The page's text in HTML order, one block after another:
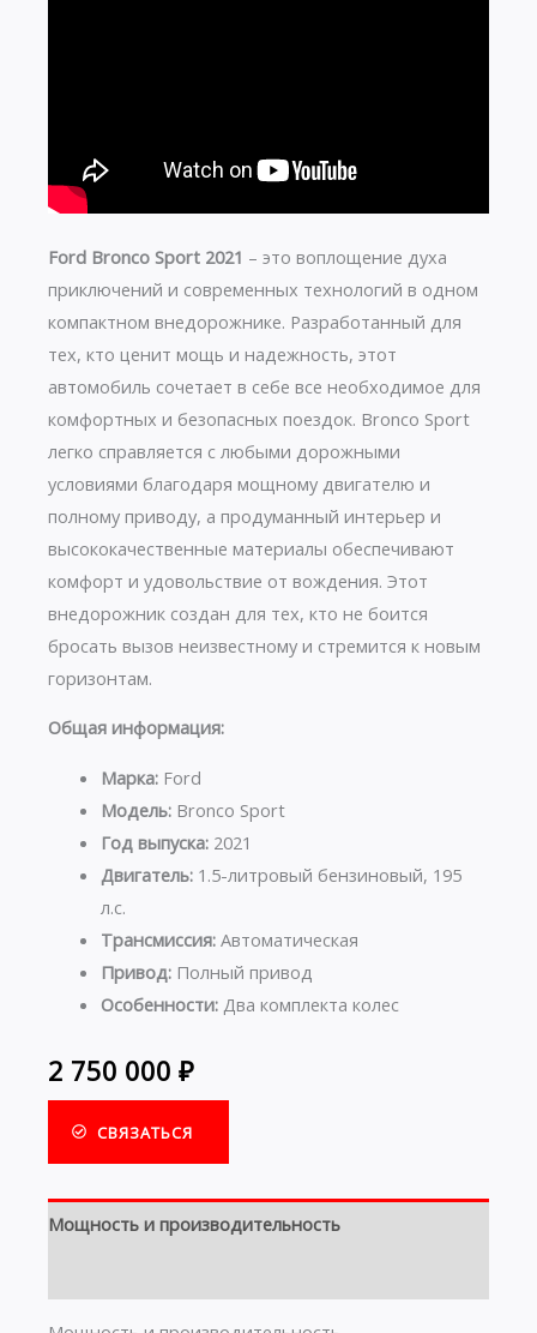
Ford Bronco Sport 2021 – это воплощение духа
приключений и современных технологий в одном
компактном внедорожнике. Разработанный для
тех, кто ценит мощь и надежность, этот
автомобиль сочетает в себе все необходимое для
комфортных и безопасных поездок. Bronco Sport
легко справляется с любыми дорожными
условиями благодаря мощному двигателю и
полному приводу, а продуманный интерьер и
высококачественные материалы обеспечивают
комфорт и удовольствие от вождения. Этот
внедорожник создан для тех, кто не боится
бросать вызов неизвестному и стремится к новым
горизонтам.
Общая информация:
Марка:Ford
Модель:Bronco Sport
Год выпуска:2021
Двигатель:1.5-литровый бензиновый, 195
л.с.
Трансмиссия:Автоматическая
Привод:Полный привод
Особенности:Два комплекта колес
2 750 000 ₽
СВЯЗАТЬСЯ
Мощность и производительность